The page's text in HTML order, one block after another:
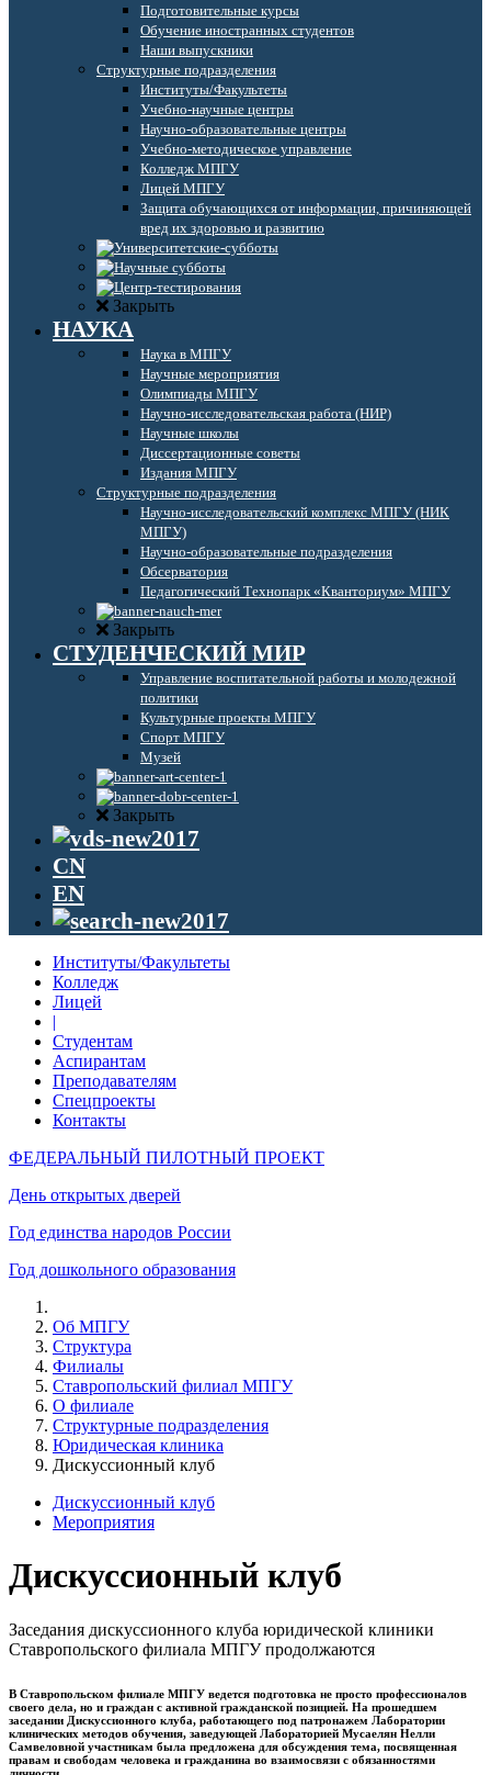
Подготовительные курсы
Обучение иностранных студентов
Наши выпускники
Структурные подразделения
Институты/Факультеты
Учебно-научные центры
Научно-образовательные центры
Учебно-методическое управление
Колледж МПГУ
Лицей МПГУ
Защита обучающихся от информации, причиняющей
вред их здоровью и развитию
Закрыть
НАУКА
Наука в МПГУ
Научные мероприятия
Олимпиады МПГУ
Научно-исследовательская работа (НИР)
Научные школы
Диссертационные советы
Издания МПГУ
Структурные подразделения
Научно-исследовательский комплекс МПГУ (НИК
МПГУ)
Научно-образовательные подразделения
Обсерватория
Педагогический Технопарк «Кванториум» МПГУ
Закрыть
СТУДЕНЧЕСКИЙ МИР
Управление воспитательной работы и молодежной
политики
Культурные проекты МПГУ
Спорт МПГУ
Музей
Закрыть
CN
EN
Институты/Факультеты
Колледж
Лицей
|
Студентам
Аспирантам
Преподавателям
Спецпроекты
Контакты
ФЕДЕРАЛЬНЫЙ ПИЛОТНЫЙ ПРОЕКТ
День открытых дверей
Год единства народов России
Год дошкольного образования
Об МПГУ
Структура
Филиалы
Ставропольский филиал МПГУ
О филиале
Структурные подразделения
Юридическая клиника
Дискуссионный клуб
Дискуссионный клуб
Мероприятия
Дискуссионный клуб
Заседания дискуссионного клуба юридической клиники
Ставропольского филиала МПГУ продолжаются
В Ставропольском филиале МПГУ ведется подготовка не просто профессионалов
своего дела, но и граждан с активной гражданской позицией. На прошедшем
заседании Дискуссионного клуба, работающего под патронажем Лаборатории
клинических методов обучения, заведующей Лабораторией Мусаелян Нелли
Самвеловной участникам была предложена для обсуждения тема, посвященная
правам и свободам человека и гражданина во взаимосвязи с обязанностями